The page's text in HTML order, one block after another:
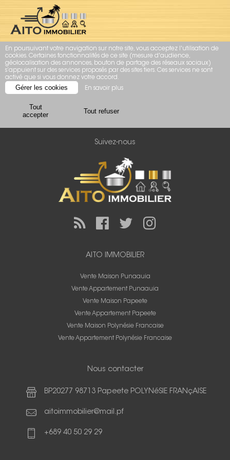
LE RESPECT DE VOTRE VIE PRIVÉE EST
NOTRE PRIORITÉ
En poursuivant votre navigation sur notre site, vous acceptez l'utilisation de
cookies. Certaines fonctionnalités de ce site (mesure d'audience,
géolocalisation des annonces, bouton de partage des réseaux sociaux)
s’appuient sur des services proposés par des sites tiers. Ces services ne sont
activé que si vous donnez votre accord.
Gérer les cookies En savoir plus
Tout
accepter
Tout refuser
Suivez-nous
AITO IMMOBILIER
Vente Maison Punaauia
Vente Appartement Punaauia
Vente Maison Papeete
Vente Appartement Papeete
Vente Maison Polynésie Francaise
Vente Appartement Polynésie Francaise
Nous contacter
BP20277 98713 Papeete POLYNéSIE FRANçAISE
aitoimmobilier@mail.pf
+689 40 50 29 29